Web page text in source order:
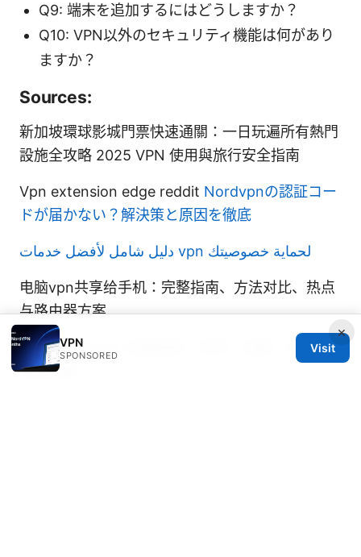
Q9: 端末を追加するにはどうしますか？
Q10: VPN以外のセキュリティ機能は何があり
ますか？
Sources:
新加坡環球影城門票快速通關：一日玩遍所有熱門
設施全攻略 2025 VPN 使用與旅行安全指南
Vpn extension edge reddit Nordvpnの認証コー
ドが届かない？解決策と原因を徹底
دليل شامل لأفضل خدمات vpn لحماية خصوصيتك
电脑vpn共享给手机：完整指南、方法对比、热点
与路由器方案
三角洲行动 vpn 全面指南：选择、设置、优化与
常见问题
×
VPN
SPONSORED
Visit